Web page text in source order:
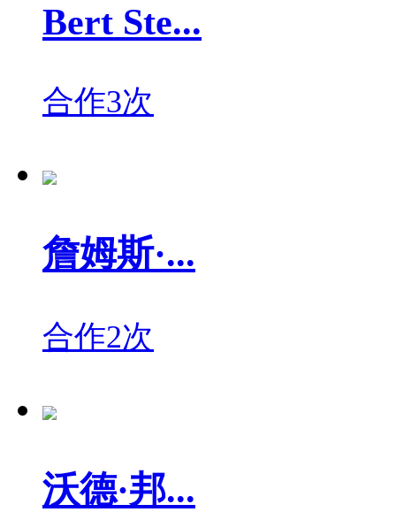
Bert Ste...
合作3次
詹姆斯·...
合作2次
沃德·邦...